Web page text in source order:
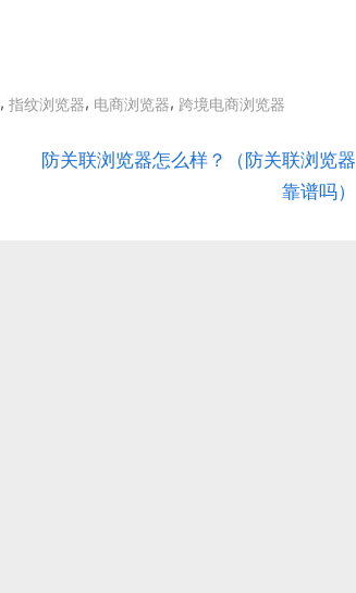
, 指纹浏览器, 电商浏览器, 跨境电商浏览器
N
防关联浏览器怎么样？（防关联浏览器
靠谱吗）